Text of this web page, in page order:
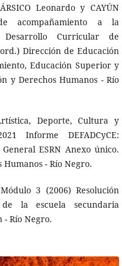
Leonardo y CAYÚN
acompañamiento a la
Curricular de
Dirección de Educación
Educación Superior y
y Derechos Humanos - Río
Deporte, Cultura y
Informe DEFADCyCE:
ESRN Anexo único.
- Río Negro.
3 (2006) Resolución
de la escuela secundaria
Río Negro.